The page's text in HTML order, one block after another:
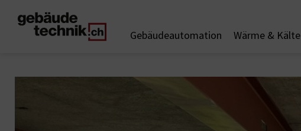
Gebäudeautomation
Wärme & Kälte